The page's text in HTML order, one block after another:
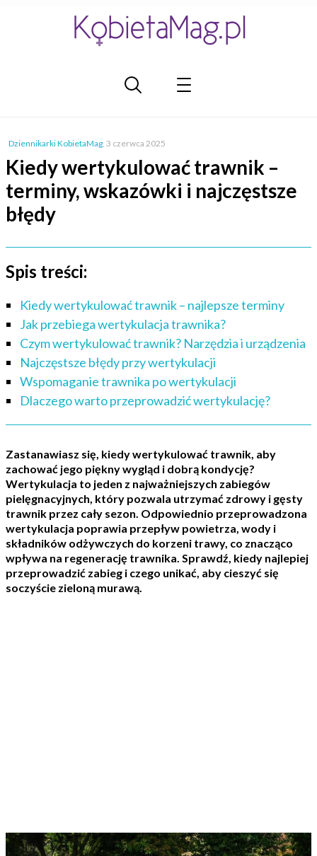
Dziennikarki KobietaMag, 3 czerwca 2025
Kiedy wertykulować trawnik –
terminy, wskazówki i najczęstsze
błędy
Spis treści:
Kiedy wertykulować trawnik – najlepsze terminy
Jak przebiega wertykulacja trawnika?
Czym wertykulować trawnik? Narzędzia i urządzenia
Najczęstsze błędy przy wertykulacji
Wspomaganie trawnika po wertykulacji
Dlaczego warto przeprowadzić wertykulację?
Zastanawiasz się, kiedy wertykulować trawnik, aby
zachować jego piękny wygląd i dobrą kondycję?
Wertykulacja to jeden z najważniejszych zabiegów
pielęgnacyjnych, który pozwala utrzymać zdrowy i gęsty
trawnik przez cały sezon. Odpowiednio przeprowadzona
wertykulacja poprawia przepływ powietrza, wody i
składników odżywczych do korzeni trawy, co znacząco
wpływa na regenerację trawnika. Sprawdź, kiedy najlepiej
przeprowadzić zabieg i czego unikać, aby cieszyć się
soczyście zieloną murawą.